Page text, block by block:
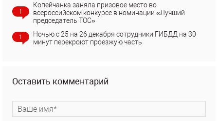
1
Копейчанка заняла призовое место во
всероссийском конкурсе в номинации «Лучший
председатель ТОС»
1
Ночью с 25 на 26 декабря сотрудники ГИБДД на 30
минут перекроют проезжую часть
Оставить комментарий